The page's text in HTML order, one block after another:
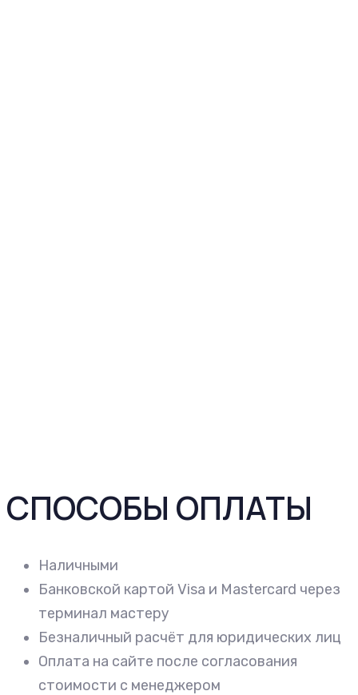
СПОСОБЫ ОПЛАТЫ
Наличными
Банковской картой Visa и Mastercard через
терминал мастеру
Безналичный расчёт для юридических лиц
Оплата на сайте после согласования
стоимости с менеджером